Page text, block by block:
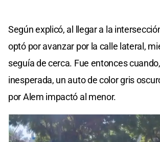
Según explicó, al llegar a la
optó por avanzar por la calle lateral,
seguía de cerca. Fue entonces
inesperada, un auto de color gris
por Alem impactó al menor.